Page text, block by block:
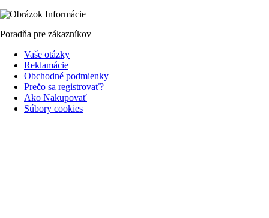
Poradňa pre zákazníkov
Vaše otázky
Reklamácie
Obchodné podmienky
Prečo sa registrovať?
Ako Nakupovať
Súbory cookies